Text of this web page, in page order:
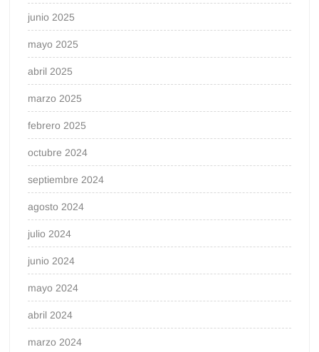
junio 2025
mayo 2025
abril 2025
marzo 2025
febrero 2025
octubre 2024
septiembre 2024
agosto 2024
julio 2024
junio 2024
mayo 2024
abril 2024
marzo 2024